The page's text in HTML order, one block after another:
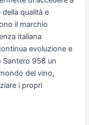
qualità e
il marchio
italiana
evoluzione e
958 un
del vino,
i propri